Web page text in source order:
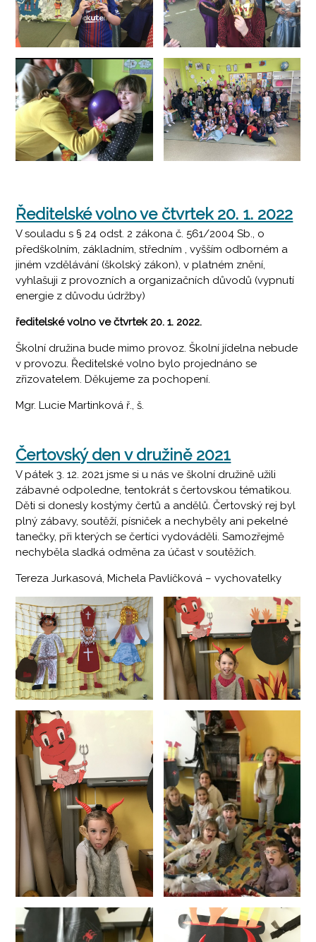
Ředitelské volno ve čtvrtek 20. 1. 2022
V souladu s § 24 odst. 2 zákona č. 561/2004 Sb., o
předškolním, základním, středním , vyšším odborném a
jiném vzdělávání (školský zákon), v platném znění,
vyhlašuji z provozních a organizačních důvodů (vypnutí
energie z důvodu údržby)
ředitelské volno ve čtvrtek 20. 1. 2022.
Školní družina bude mimo provoz. Školní jídelna nebude
v provozu. Ředitelské volno bylo projednáno se
zřizovatelem. Děkujeme za pochopení.
Mgr. Lucie Martinková ř., š.
Čertovský den v družině 2021
V pátek 3. 12. 2021 jsme si u nás ve školní družině užili
zábavné odpoledne, tentokrát s čertovskou tématikou.
Děti si donesly kostýmy čertů a andělů. Čertovský rej byl
plný zábavy, soutěží, písniček a nechyběly ani pekelné
tanečky, při kterých se čertíci vydováděli. Samozřejmě
nechyběla sladká odměna za účast v soutěžích.
Tereza Jurkasová, Michela Pavlíčková – vychovatelky